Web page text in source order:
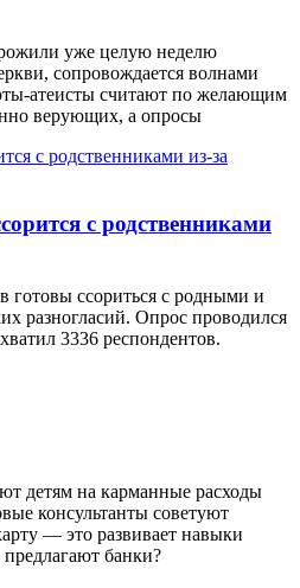
уже целую неделю
сопровождается волнами
атеисты считают по желающим
верующих, а опросы
с родственниками
ссориться с родными и
разногласий. Опрос проводился
3336 респондентов.
детям на карманные расходы
консультанты советуют
— это развивает навыки
банки?